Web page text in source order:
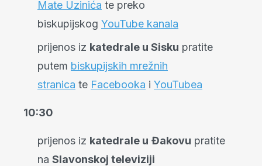
Mate Uzinića te preko
biskupijskog YouTube kanala
prijenos iz katedrale u Sisku pratite
putem biskupijskih mrežnih
stranica te Facebooka i YouTubea
10:30
prijenos iz katedrale u Đakovu pratite
na Slavonskoj televiziji